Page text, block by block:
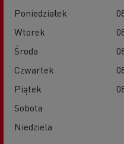
Poniedziałek
Wtorek
Środa
Czwartek
Piątek
Sobota
Niedziela